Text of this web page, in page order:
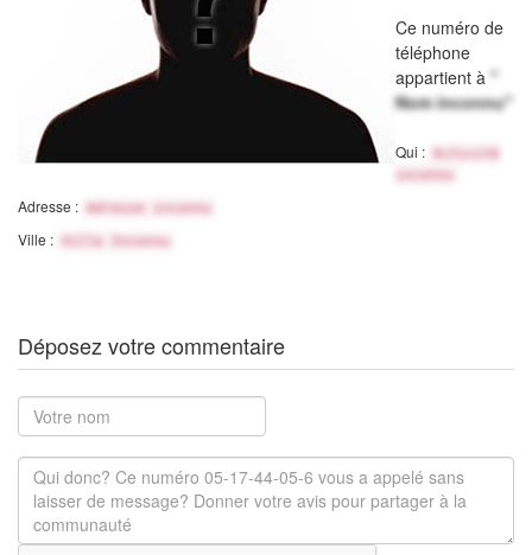
Ce numéro de
téléphone
appartient à "
Nom inconnu"
Qui :
Activité
inconnu
Adresse : Adresse inconnu
Ville : Ville Inconnu
Déposez votre commentaire